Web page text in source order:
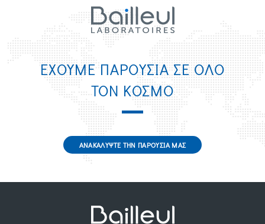
ΕΧΟΥΜΕ ΠΑΡΟΥΣΙΑ ΣΕ ΟΛΟ
ΤΟΝ ΚΟΣΜΟ
ΑΝΑΚΑΛΥΨΤΕ ΤΗΝ ΠΑΡΟΥΣΙΑ ΜΑΣ